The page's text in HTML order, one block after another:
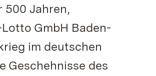
500 Jahren,
GmbH Baden-
im deutschen
Geschehnisse des